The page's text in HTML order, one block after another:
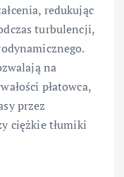
redukując
turbulencji,
na
płatowca,
przez
ciężkie tłumiki